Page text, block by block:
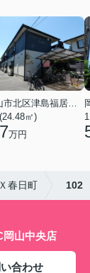
㎡)
万円
春日町 102
山中央店
合わせ